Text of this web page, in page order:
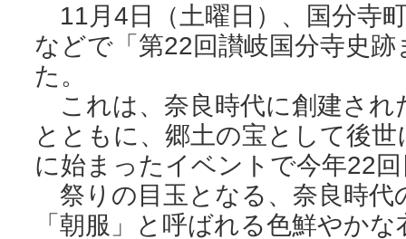
11月4日（土曜日）、国分寺
などで「第22回讃岐国分寺史
た。
これは、奈良時代に創建され
とともに、郷土の宝として後
に始まったイベントで今年22
祭りの目玉となる、奈良時代
「朝服」と呼ばれる色鮮やか